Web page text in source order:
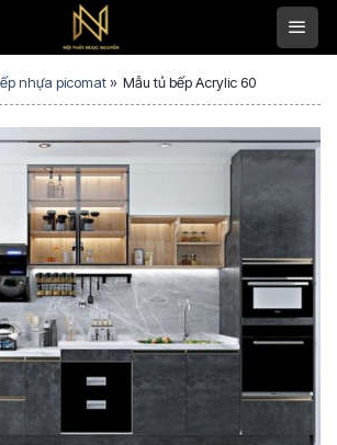
nhựa picomat» Mẫu tủ bếp Acrylic 60